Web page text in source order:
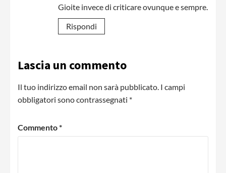
Gioite invece di criticare ovunque e sempre.
Rispondi
Lascia un commento
Il tuo indirizzo email non sarà pubblicato. I campi
obbligatori sono contrassegnati *
Commento*